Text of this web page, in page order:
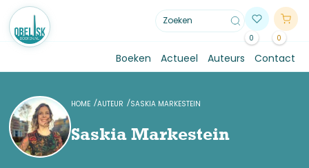
0 0
Boeken Actueel Auteurs Contact
HOME AUTEUR SASKIA MARKESTEIN
Saskia Markestein